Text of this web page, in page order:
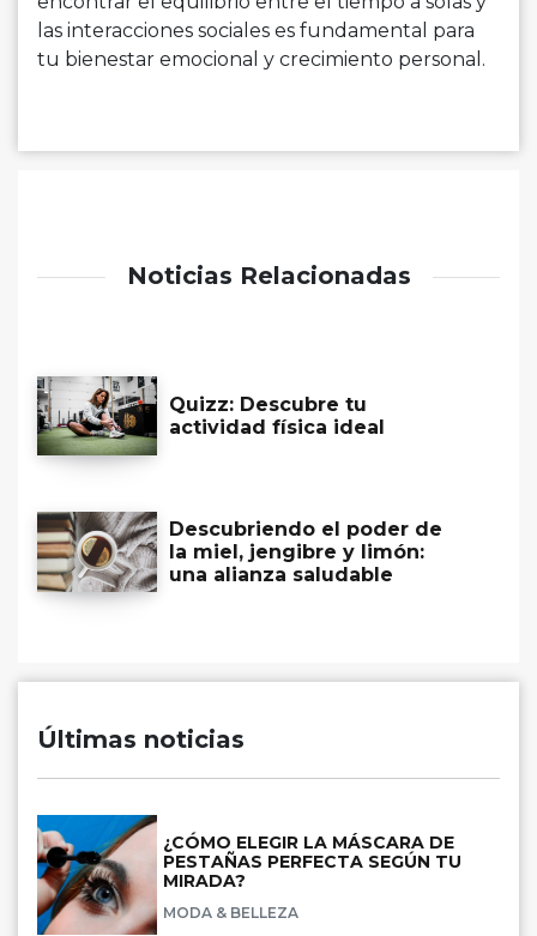
las interacciones sociales es fundamental para
tu bienestar emocional y crecimiento personal.
Noticias Relacionadas
Quizz: Descubre tu
actividad física ideal
Descubriendo el poder de
la miel, jengibre y limón:
una alianza saludable
Últimas noticias
¿CÓMO ELEGIR LA MÁSCARA DE
PESTAÑAS PERFECTA SEGÚN TU
MIRADA?
MODA & BELLEZA